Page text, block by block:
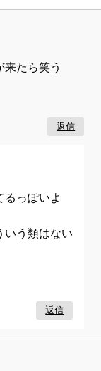
来たら笑う
返信
るっぽいよ
いう類はない
返信